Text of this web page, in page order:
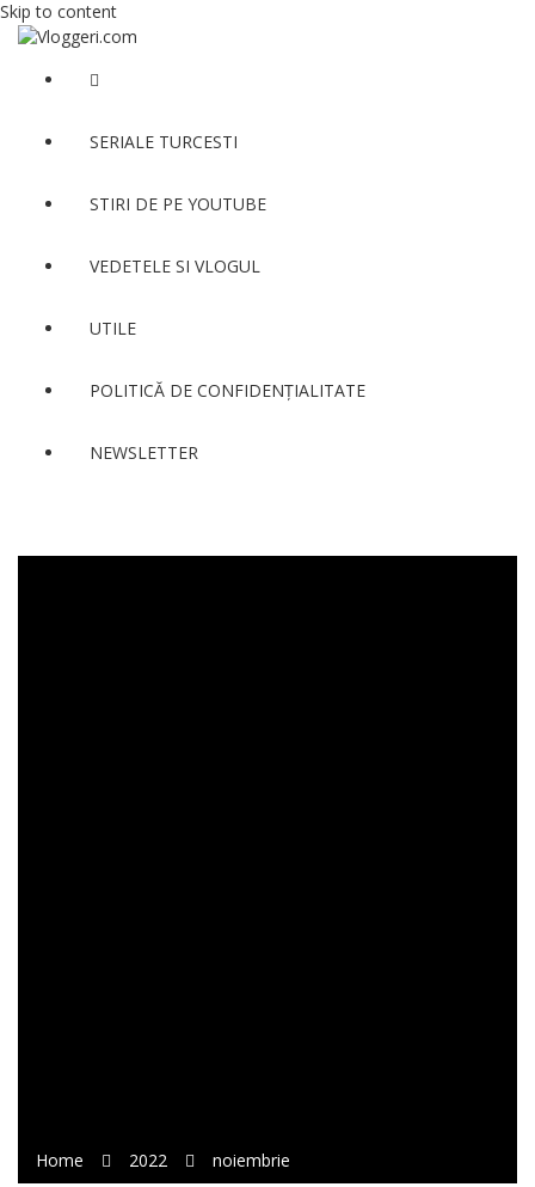
Skip to content
SERIALE TURCESTI
STIRI DE PE YOUTUBE
VEDETELE SI VLOGUL
UTILE
POLITICĂ DE CONFIDENȚIALITATE
NEWSLETTER
Home 2022 noiembrie